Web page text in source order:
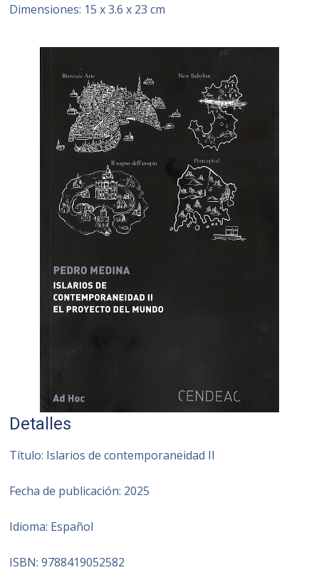
Dimensiones: 15 x 3.6 x 23 cm
Detalles
Título: Islarios de contemporaneidad II
Fecha de publicación: 2025
Idioma: Español
ISBN: 9788419052582